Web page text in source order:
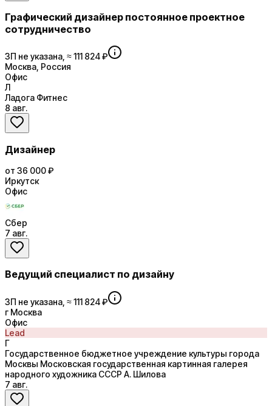
Графический дизайнер постоянное проектное
сотрудничество
ЗП не указана, ≈ 111 824 ₽
Москва, Россия
Офис
Л
Ладога Фитнес
8 авг.
Дизайнер
от 36 000 ₽
Иркутск
Офис
Сбер
7 авг.
Ведущий специалист по дизайну
ЗП не указана, ≈ 111 824 ₽
г Москва
Офис
Lead
Г
Государственное бюджетное учреждение культуры города
Москвы Московская государственная картинная галерея
народного художника СССР А. Шилова
7 авг.